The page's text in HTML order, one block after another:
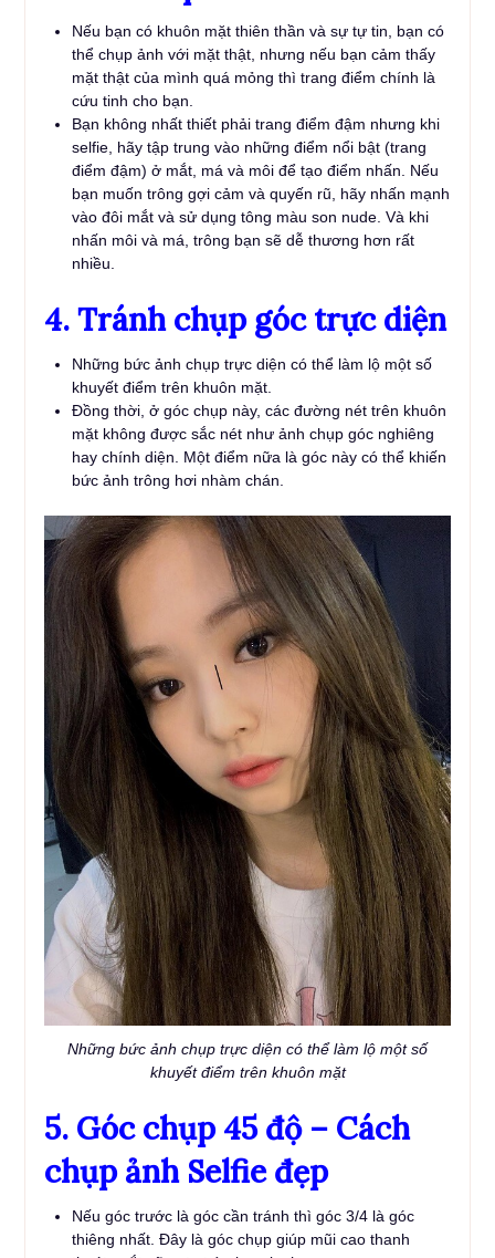
Nếu bạn có khuôn mặt thiên thần và sự tự tin, bạn có
thể chụp ảnh với mặt thật, nhưng nếu bạn cảm thấy
mặt thật của mình quá mỏng thì trang điểm chính là
cứu tinh cho bạn.
Bạn không nhất thiết phải trang điểm đậm nhưng khi
selfie, hãy tập trung vào những điểm nổi bật (trang
điểm đậm) ở mắt, má và môi để tạo điểm nhấn. Nếu
bạn muốn trông gợi cảm và quyến rũ, hãy nhấn mạnh
vào đôi mắt và sử dụng tông màu son nude. Và khi
nhấn môi và má, trông bạn sẽ dễ thương hơn rất
nhiều.
4. Tránh chụp góc trực diện
Những bức ảnh chụp trực diện có thể làm lộ một số
khuyết điểm trên khuôn mặt.
Đồng thời, ở góc chụp này, các đường nét trên khuôn
mặt không được sắc nét như ảnh chụp góc nghiêng
hay chính diện. Một điểm nữa là góc này có thể khiến
bức ảnh trông hơi nhàm chán.
Những bức ảnh chụp trực diện có thể làm lộ một số
khuyết điểm trên khuôn mặt
5. Góc chụp 45 độ – Cách
chụp ảnh Selfie đẹp
Nếu góc trước là góc cần tránh thì góc 3/4 là góc
thiêng nhất. Đây là góc chụp giúp mũi cao thanh